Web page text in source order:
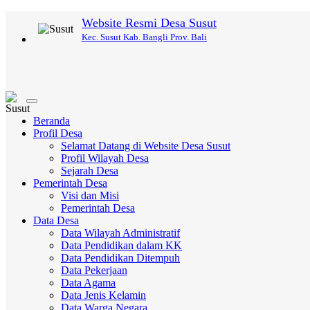
Website Resmi Desa Susut
Kec. Susut Kab. Bangli Prov. Bali
Toggle
navigation
Beranda
Profil Desa
Selamat Datang di Website Desa Susut
Profil Wilayah Desa
Sejarah Desa
Pemerintah Desa
Visi dan Misi
Pemerintah Desa
Data Desa
Data Wilayah Administratif
Data Pendidikan dalam KK
Data Pendidikan Ditempuh
Data Pekerjaan
Data Agama
Data Jenis Kelamin
Data Warga Negara